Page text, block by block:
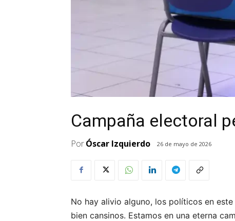
Campaña electoral
PorÓscar Izquierdo 26 de mayo de 2026
No hay alivio alguno, los políticos en
bien cansinos. Estamos en una eterna